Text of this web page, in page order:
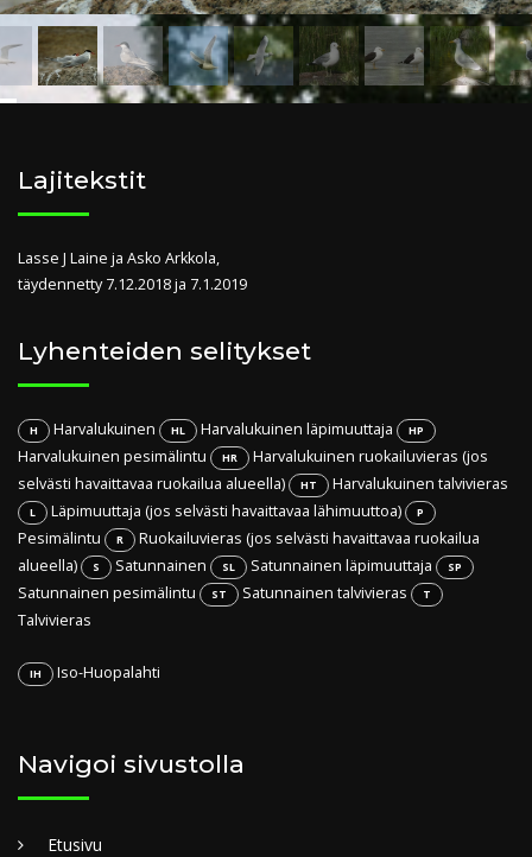
Lajitekstit
Lasse J Laine ja Asko Arkkola,
täydennetty 7.12.2018 ja 7.1.2019
Lyhenteiden selitykset
H Harvalukuinen HL Harvalukuinen läpimuuttaja HP
Harvalukuinen pesimälintu HR
Harvalukuinen ruokailuvieras (jos
selvästi havaittavaa ruokailua alueella)
HT Harvalukuinen talvivieras
L Läpimuuttaja (jos selvästi havaittavaa lähimuuttoa) P
Pesimälintu R
Ruokailuvieras (jos selvästi havaittavaa ruokailua
alueella)
S Satunnainen SL Satunnainen läpimuuttaja SP
Satunnainen pesimälintu ST Satunnainen talvivieras T
Talvivieras
IH Iso-Huopalahti
Navigoi sivustolla
Etusivu